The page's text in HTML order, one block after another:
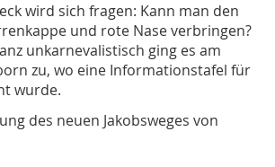
wird sich fragen: Kann man den
und rote Nase verbringen?
unkarnevalistisch ging es am
zu, wo eine Informationstafel für
wurde.
des neuen Jakobsweges von